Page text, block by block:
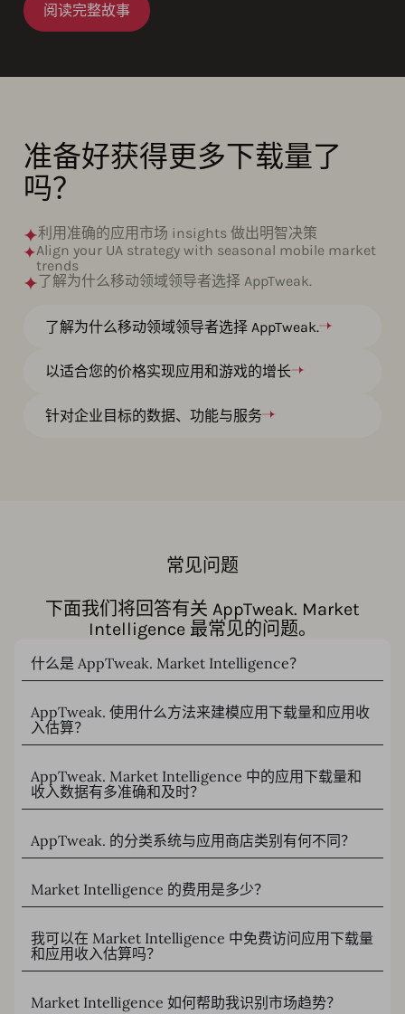
阅读完整故事
了解为什么移动领域领导者选择 AppTweak.
以适合您的价格实现应用和游戏的增长
针对企业目标的数据、功能与服务
准备好获得更多下载量了
吗？
利用准确的应用市场 insights 做出明智决策
Align your UA strategy with seasonal mobile market
trends
了解为什么移动领域领导者选择 AppTweak.
常见问题
下面我们将回答有关 AppTweak. Market
Intelligence 最常见的问题。
什么是 AppTweak. Market Intelligence？
AppTweak. 使用什么方法来建模应用下载量和应用收
入估算？
AppTweak. Market Intelligence 中的应用下载量和
收入数据有多准确和及时？
AppTweak. 的分类系统与应用商店类别有何不同？
Market Intelligence 的费用是多少？
我可以在 Market Intelligence 中免费访问应用下载量
和应用收入估算吗？
Market Intelligence 如何帮助我识别市场趋势？